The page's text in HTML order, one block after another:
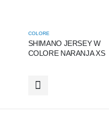
COLORE
SHIMANO JERSEY W
COLORE NARANJA XS